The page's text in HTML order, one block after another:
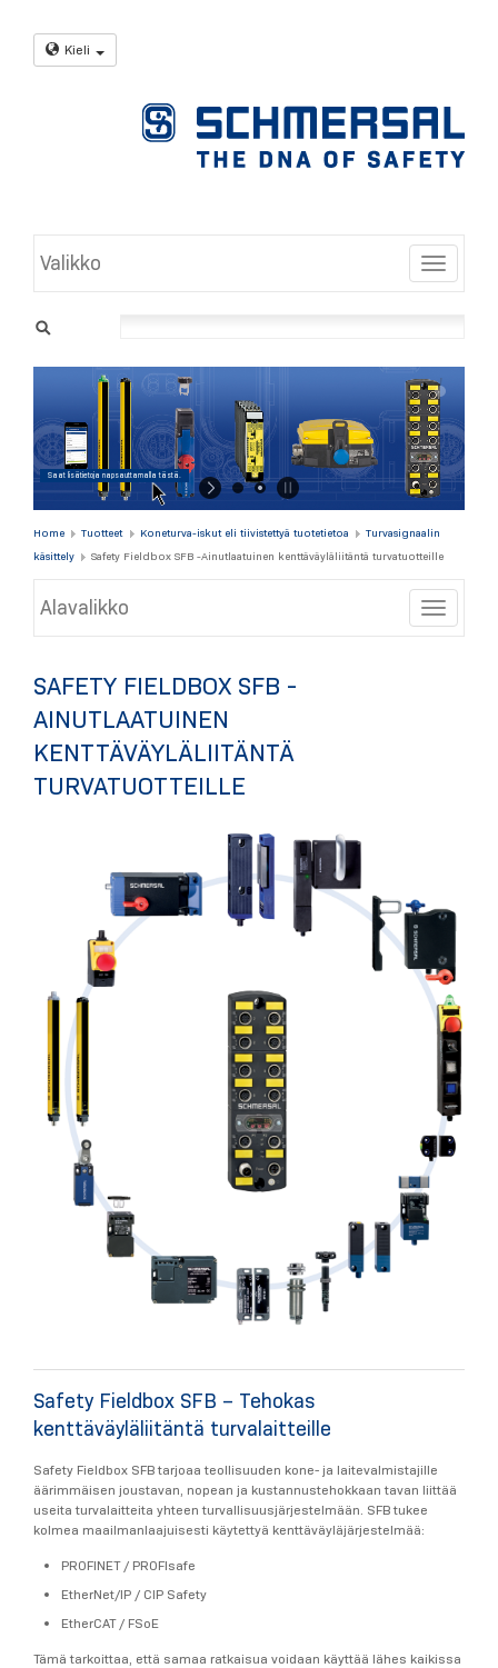
Kieli
Toggle
Valikko
Saat lisätietoja napsauttamalla tästä.
Home Tuotteet Koneturva-iskut eli tiivistettyä tuotetietoa
Turvasignaalin
käsittely
Safety Fieldbox SFB -Ainutlaatuinen kenttäväyläliitäntä turvatuotteille
Toggle
Alavalikko
SAFETY FIELDBOX SFB -
AINUTLAATUINEN
KENTTÄVÄYLÄLIITÄNTÄ
TURVATUOTTEILLE
Safety Fieldbox SFB – Tehokas
kenttäväyläliitäntä turvalaitteille
Safety Fieldbox SFB tarjoaa teollisuuden kone- ja laitevalmistajille
äärimmäisen joustavan, nopean ja kustannustehokkaan tavan liittää
useita turvalaitteita yhteen turvallisuusjärjestelmään. SFB tukee
kolmea maailmanlaajuisesti käytettyä kenttäväyläjärjestelmää:
PROFINET / PROFIsafe
EtherNet/IP / CIP Safety
EtherCAT / FSoE
Tämä tarkoittaa, että samaa ratkaisua voidaan käyttää lähes kaikissa